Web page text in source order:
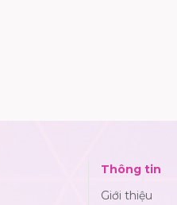
Thông tin
Giới thiệu